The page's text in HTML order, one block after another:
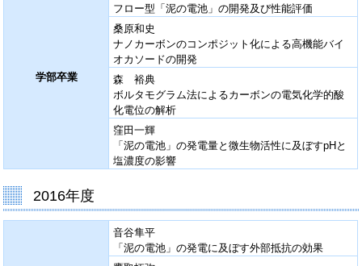
学部卒業
フロー型「泥の電池」の開発及び性能評価
桑原和史
ナノカーボンのコンポジット化による高機能バイ
オカソードの開発
森 裕典
ボルタモグラム法によるカーボンの電気化学的酸
化電位の解析
窪田一輝
「泥の電池」の発電量と微生物活性に及ぼすpHと
塩濃度の影響
2016年度
音谷隼平
「泥の電池」の発電に及ぼす外部抵抗の効果